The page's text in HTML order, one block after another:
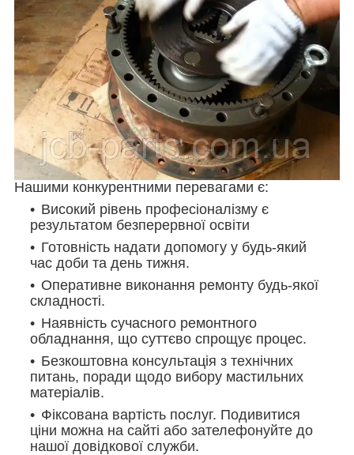
Нашими конкурентними перевагами є:
Високий рівень професіоналізму є
результатом безперервної освіти
Готовність надати допомогу у будь-який
час доби та день тижня.
Оперативне виконання ремонту будь-якої
складності.
Наявність сучасного ремонтного
обладнання, що суттєво спрощує процес.
Безкоштовна консультація з технічних
питань, поради щодо вибору мастильних
матеріалів.
Фіксована вартість послуг. Подивитися
ціни можна на сайті або зателефонуйте до
нашої довідкової служби.